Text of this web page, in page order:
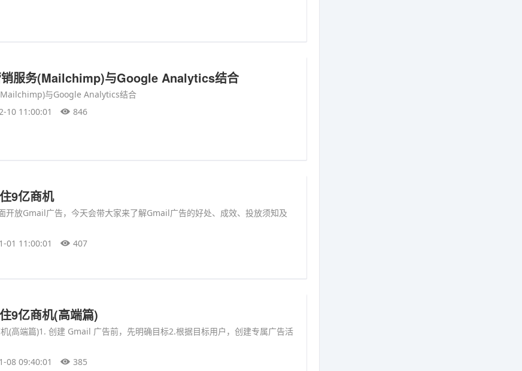
销服务(Mailchimp)与Google Analytics结合
与Google Analytics结合
10 11:00:01 846
9亿商机
开放Gmail广告，今天会带大家来了解Gmail广告的好处、成效、投放须知及
01 11:00:01 407
9亿商机(高端篇)
(高端篇)1. 创建 Gmail 广告前，先明确目标2.根据目标用户，创建专属广告活
08 09:40:01 385